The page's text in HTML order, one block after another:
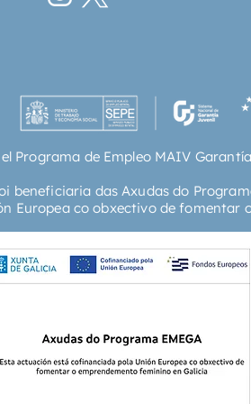
Programa de Empleo MAIV
beneficiaria das Axudas do
Europea co obxectivo de fomentar